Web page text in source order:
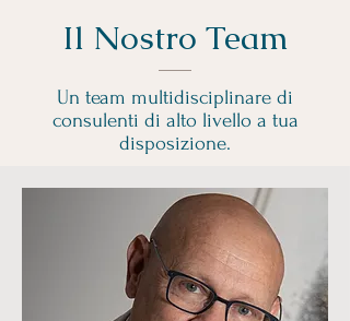
Il Nostro Team
Un team multidisciplinare di
consulenti di alto livello a tua
disposizione.